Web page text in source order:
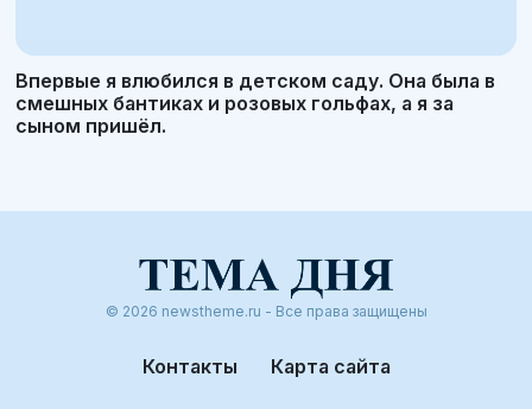
Впервые я влюбился в детском саду. Она была в
смешных бантиках и розовых гольфах, а я за
сыном пришёл.
© 2026 newstheme.ru - Все права защищены
Контакты Карта сайта